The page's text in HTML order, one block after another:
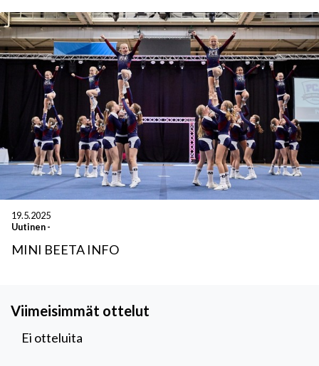
19.5.2025
Uutinen-
MINI BEETA INFO
Viimeisimmät ottelut
Ei otteluita